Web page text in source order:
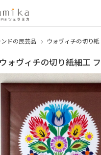
ドの民芸品 ウォヴィチの切り紙
ォヴィチの切り紙細工